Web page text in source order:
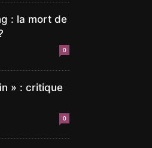
: la mort de
0
» : critique
0